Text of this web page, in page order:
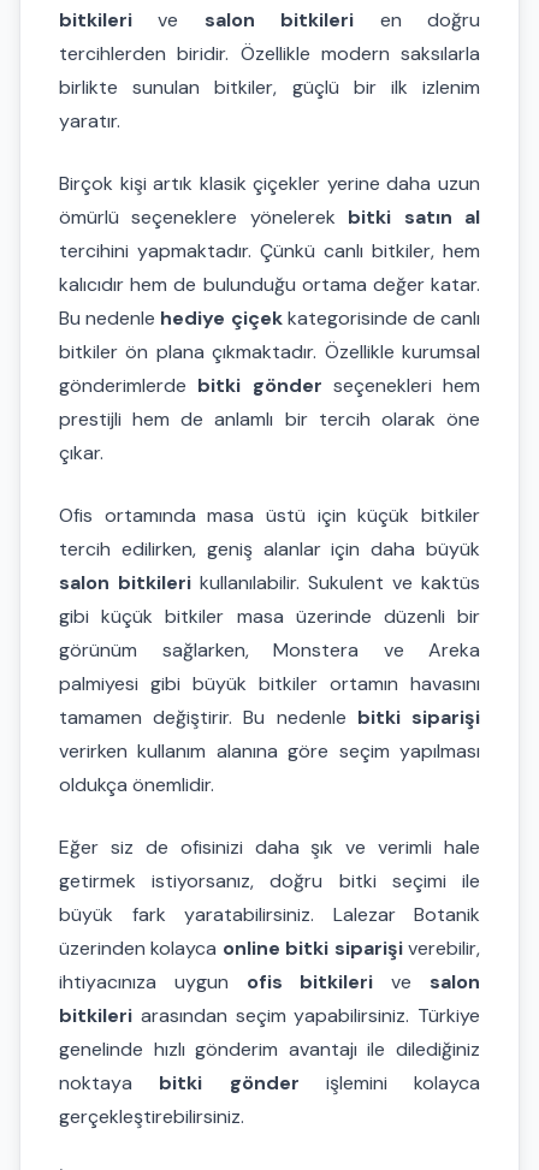
bitkileri ve salon bitkileri en doğru
tercihlerden biridir. Özellikle modern saksılarla
birlikte sunulan bitkiler, güçlü bir ilk izlenim
yaratır.
Birçok kişi artık klasik çiçekler yerine daha uzun
ömürlü seçeneklere yönelerek bitki satın al
tercihini yapmaktadır. Çünkü canlı bitkiler, hem
kalıcıdır hem de bulunduğu ortama değer katar.
Bu nedenle hediye çiçekkategorisinde de canlı
bitkiler ön plana çıkmaktadır. Özellikle kurumsal
gönderimlerde bitki gönder seçenekleri hem
prestijli hem de anlamlı bir tercih olarak öne
çıkar.
Ofis ortamında masa üstü için küçük bitkiler
tercih edilirken, geniş alanlar için daha büyük
salon bitkileri kullanılabilir. Sukulent ve kaktüs
gibi küçük bitkiler masa üzerinde düzenli bir
görünüm sağlarken, Monstera ve Areka
palmiyesi gibi büyük bitkiler ortamın havasını
tamamen değiştirir. Bu nedenle bitki siparişi
verirken kullanım alanına göre seçim yapılması
oldukça önemlidir.
Eğer siz de ofisinizi daha şık ve verimli hale
getirmek istiyorsanız, doğru bitki seçimi ile
büyük fark yaratabilirsiniz. Lalezar Botanik
üzerinden kolayca online bitki siparişiverebilir,
ihtiyacınıza uygun ofis bitkileri ve salon
bitkileri arasından seçim yapabilirsiniz. Türkiye
genelinde hızlı gönderim avantajı ile dilediğiniz
noktaya bitki gönder işlemini kolayca
gerçekleştirebilirsiniz.